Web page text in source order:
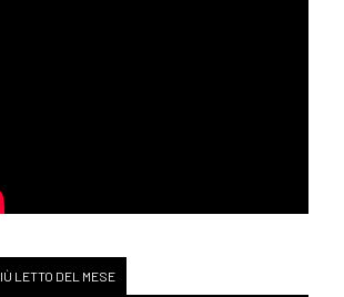
LETTO DEL MESE